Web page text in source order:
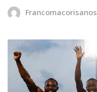
Francomacorisanos